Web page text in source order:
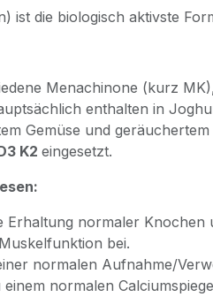
ist die biologisch aktivste
Menachinone (kurz
enthalten in
Gemüse und
K2 eingesetzt.
Erhaltung normaler Knochen
bei.
normalen Aufnahme/
normalen